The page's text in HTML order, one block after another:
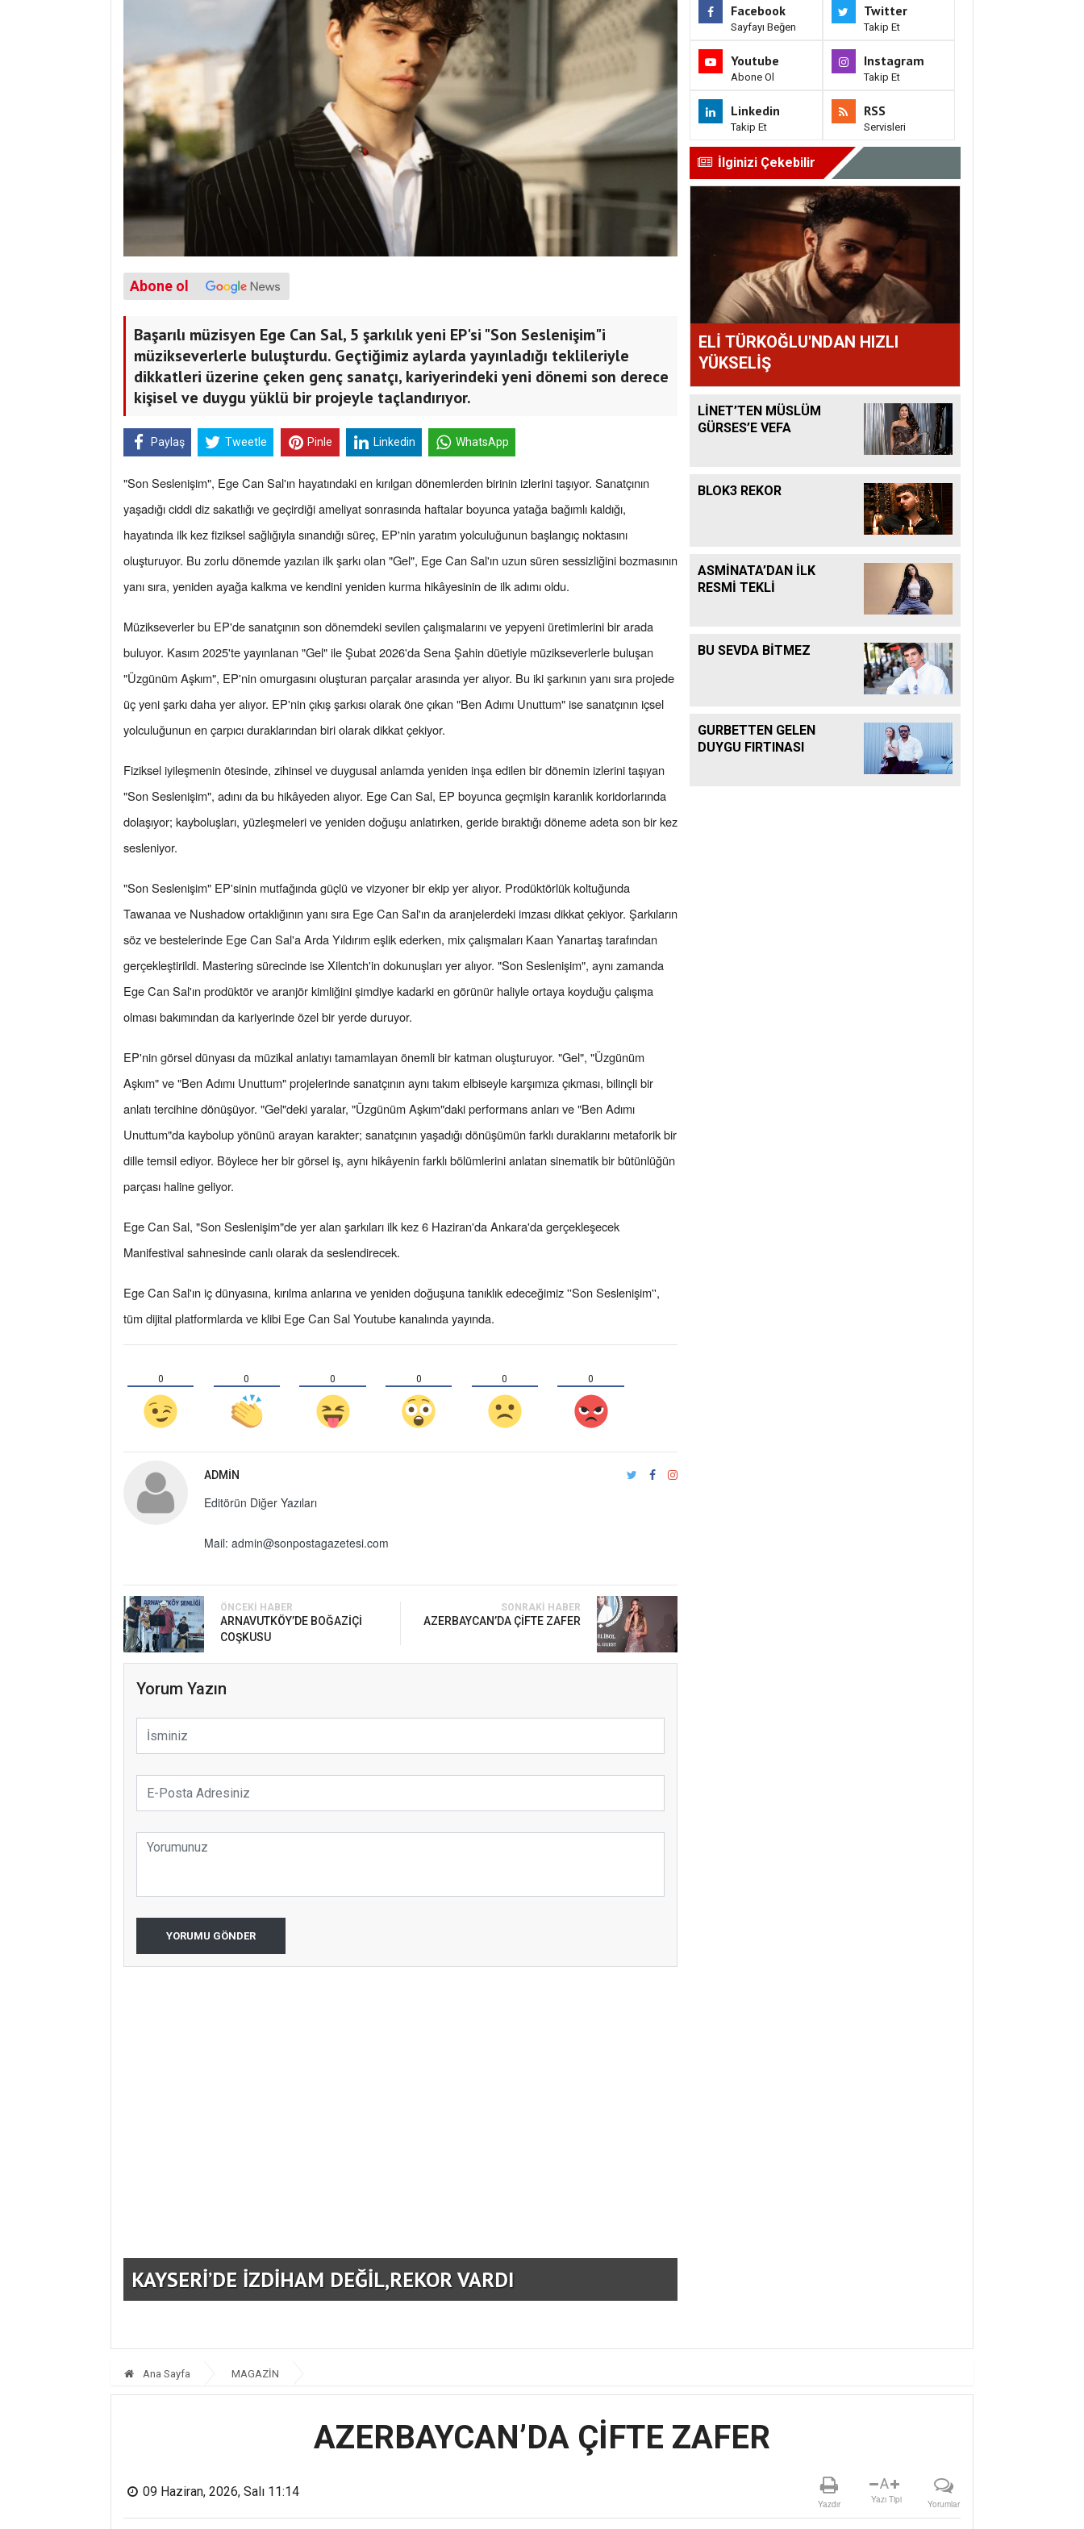
Abone ol
Başarılı müzisyen Ege Can Sal, 5 şarkılık yeni EP'si "Son Seslenişim"i
müzikseverlerle buluşturdu. Geçtiğimiz aylarda yayınladığı teklileriyle
dikkatleri üzerine çeken genç sanatçı, kariyerindeki yeni dönemi son derece
kişisel ve duygu yüklü bir projeyle taçlandırıyor.
Paylaş Tweetle Pinle Linkedin WhatsApp
"Son Seslenişim", Ege Can Sal'ın hayatındaki en kırılgan dönemlerden birinin izlerini taşıyor. Sanatçının
yaşadığı ciddi diz sakatlığı ve geçirdiği ameliyat sonrasında haftalar boyunca yatağa bağımlı kaldığı,
hayatında ilk kez fiziksel sağlığıyla sınandığı süreç, EP'nin yaratım yolculuğunun başlangıç noktasını
oluşturuyor. Bu zorlu dönemde yazılan ilk şarkı olan "Gel", Ege Can Sal'ın uzun süren sessizliğini bozmasının
yanı sıra, yeniden ayağa kalkma ve kendini yeniden kurma hikâyesinin de ilk adımı oldu.
Müzikseverler bu EP'de sanatçının son dönemdeki sevilen çalışmalarını ve yepyeni üretimlerini bir arada
buluyor. Kasım 2025'te yayınlanan "Gel" ile Şubat 2026'da Sena Şahin düetiyle müzikseverlerle buluşan
"Üzgünüm Aşkım", EP'nin omurgasını oluşturan parçalar arasında yer alıyor. Bu iki şarkının yanı sıra projede
üç yeni şarkı daha yer alıyor. EP'nin çıkış şarkısı olarak öne çıkan "Ben Adımı Unuttum" ise sanatçının içsel
yolculuğunun en çarpıcı duraklarından biri olarak dikkat çekiyor.
Fiziksel iyileşmenin ötesinde, zihinsel ve duygusal anlamda yeniden inşa edilen bir dönemin izlerini taşıyan
"Son Seslenişim", adını da bu hikâyeden alıyor. Ege Can Sal, EP boyunca geçmişin karanlık koridorlarında
dolaşıyor; kayboluşları, yüzleşmeleri ve yeniden doğuşu anlatırken, geride bıraktığı döneme adeta son bir kez
sesleniyor.
"Son Seslenişim" EP'sinin mutfağında güçlü ve vizyoner bir ekip yer alıyor. Prodüktörlük koltuğunda
Tawanaa ve Nushadow ortaklığının yanı sıra Ege Can Sal'ın da aranjelerdeki imzası dikkat çekiyor. Şarkıların
söz ve bestelerinde Ege Can Sal'a Arda Yıldırım eşlik ederken, mix çalışmaları Kaan Yanartaş tarafından
gerçekleştirildi. Mastering sürecinde ise Xilentch'in dokunuşları yer alıyor. "Son Seslenişim", aynı zamanda
Ege Can Sal'ın prodüktör ve aranjör kimliğini şimdiye kadarki en görünür haliyle ortaya koyduğu çalışma
olması bakımından da kariyerinde özel bir yerde duruyor.
EP'nin görsel dünyası da müzikal anlatıyı tamamlayan önemli bir katman oluşturuyor. "Gel", "Üzgünüm
Aşkım" ve "Ben Adımı Unuttum" projelerinde sanatçının aynı takım elbiseyle karşımıza çıkması, bilinçli bir
anlatı tercihine dönüşüyor. "Gel"deki yaralar, "Üzgünüm Aşkım"daki performans anları ve "Ben Adımı
Unuttum"da kaybolup yönünü arayan karakter; sanatçının yaşadığı dönüşümün farklı duraklarını metaforik bir
dille temsil ediyor. Böylece her bir görsel iş, aynı hikâyenin farklı bölümlerini anlatan sinematik bir bütünlüğün
parçası haline geliyor.
Ege Can Sal, "Son Seslenişim"de yer alan şarkıları ilk kez 6 Haziran'da Ankara'da gerçekleşecek
Manifestival sahnesinde canlı olarak da seslendirecek.
Ege Can Sal'ın iç dünyasına, kırılma anlarına ve yeniden doğuşuna tanıklık edeceğimiz ''Son Seslenişim'',
tüm dijital platformlarda ve klibi Ege Can Sal Youtube kanalında yayında.
0 0 0 0 0 0
ADMIN
Editörün Diğer Yazıları
Mail: admin@sonpostagazetesi.com
ÖNCEKI HABER
ARNAVUTKÖY’DE BOĞAZİÇİ
COŞKUSU
SONRAKI HABER
AZERBAYCAN’DA ÇİFTE ZAFER
Yorum Yazın
YORUMU GÖNDER
KAYSERİ’DE İZDİHAM DEĞİL,REKOR VARDI
Facebook
Sayfayı Beğen
Twitter
Takip Et
Youtube
Abone Ol
Instagram
Takip Et
Linkedin
Takip Et
RSS
Servisleri
İlginizi Çekebilir
ELİ TÜRKOĞLU'NDAN HIZLI
YÜKSELİŞ
LİNET’TEN MÜSLÜM
GÜRSES’E VEFA
BLOK3 REKOR
ASMİNATA’DAN İLK
RESMİ TEKLİ
BU SEVDA BİTMEZ
GURBETTEN GELEN
DUYGU FIRTINASI
Ana Sayfa MAGAZİN
AZERBAYCAN’DA ÇİFTE ZAFER
09 Haziran, 2026, Salı 11:14
Yazdır
A
Yazı Tipi Yorumlar